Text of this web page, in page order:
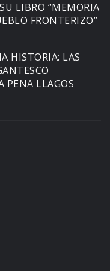
LIBRO “MEMORIA
FRONTERIZO”
HISTORIA: LAS
PENA LLAGOS